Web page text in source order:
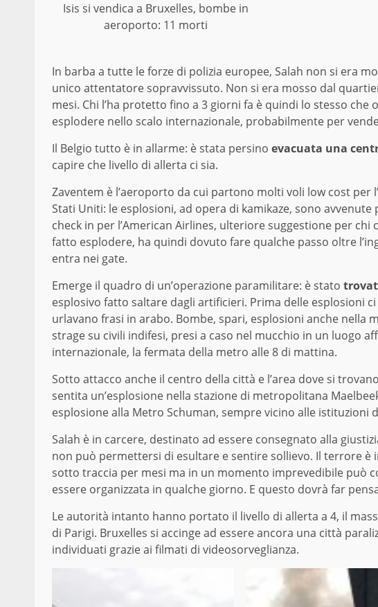
Isis si vendica a Bruxelles, bombe in
aeroporto: 11 morti
In barba a tutte le forze di polizia europee, Salah non si era
unico attentatore sopravvissuto. Non si era mosso dal
mesi. Chi l’ha protetto fino a 3 giorni fa è quindi lo stesso
esplodere nello scalo internazionale, probabilmente per
Il Belgio tutto è in allarme: è stata persino evacuata una
capire che livello di allerta ci sia.
Zaventem è l’aeroporto da cui partono molti voli low cost per
Stati Uniti: le esplosioni, ad opera di kamikaze, sono
check in per l’American Airlines, ulteriore suggestione per
fatto esplodere, ha quindi dovuto fare qualche passo oltre
entra nei gate.
Emerge il quadro di un’operazione paramilitare: è stato
esplosivo fatto saltare dagli artificieri. Prima delle esplosioni
urlavano frasi in arabo. Bombe, spari, esplosioni anche nella
strage su civili indifesi, presi a caso nel mucchio in un luogo
internazionale, la fermata della metro alle 8 di mattina.
Sotto attacco anche il centro della città e l’area dove si
sentita un’esplosione nella stazione di metropolitana
esplosione alla Metro Schuman, sempre vicino alle istituzioni
Salah è in carcere, destinato ad essere consegnato alla
non può permettersi di esultare e sentire sollievo. Il terrore
sotto traccia per mesi ma in un momento imprevedibile può
essere organizzata in qualche giorno. E questo dovrà far
Le autorità intanto hanno portato il livello di allerta a 4, il
di Parigi. Bruxelles si accinge ad essere ancora una città
individuati grazie ai filmati di videosorveglianza.